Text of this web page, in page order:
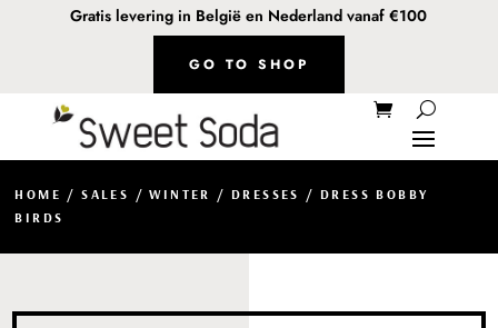
Gratis levering in België en Nederland vanaf €100
GO TO SHOP
HOME /SALES /WINTER / DRESSES / DRESS BOBBY
BIRDS